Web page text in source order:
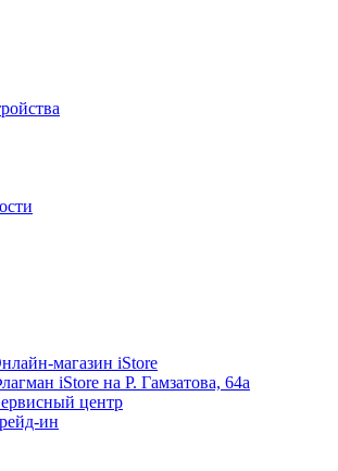
магазин iStore
iStore на Р. Гамзатова, 64а
центр
ин